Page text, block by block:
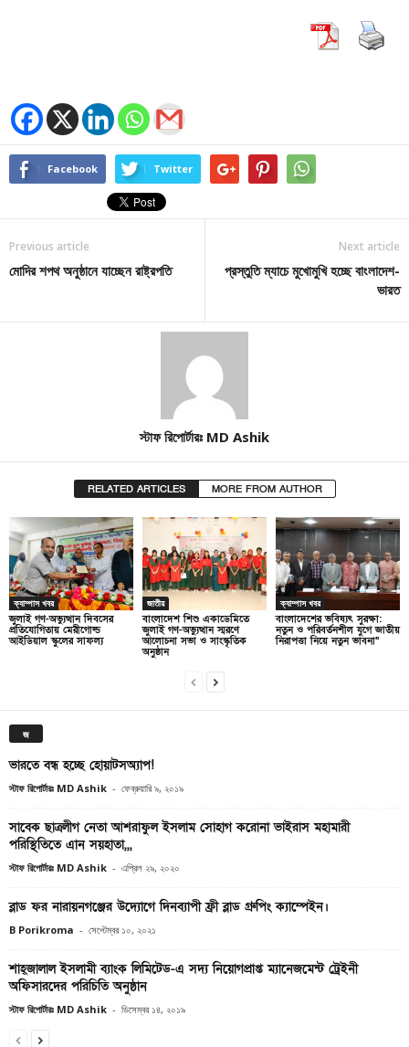
Facebook Twitter
Previous article
মোদির শপথ অনুষ্ঠানে যাচ্ছেন রাষ্ট্রপতি
Next article
প্রস্তুতি ম্যাচে মুখোমুখি হচ্ছে বাংলাদেশ-
ভারত
স্টাফ রিপোর্টারঃ MD Ashik
RELATED ARTICLES MORE FROM AUTHOR
ক্যাম্পাস খবর
জুলাই গণ-অভ্যুত্থান দিবসের
প্রতিযোগিতায় মেরীগোল্ড
আইডিয়াল স্কুলের সাফল্য
জাতীয়
বাংলাদেশ শিশু একাডেমিতে
জুলাই গণ-অভ্যুত্থান স্মরণে
আলোচনা সভা ও সাংস্কৃতিক
অনুষ্ঠান
ক্যাম্পাস খবর
বাংলাদেশের ভবিষ্যৎ সুরক্ষা:
নতুন ও পরিবর্তনশীল যুগে জাতীয়
নিরাপত্তা নিয়ে নতুন ভাবনা”
জ
ভারতে বন্ধ হচ্ছে হোয়াটসঅ্যাপ!
স্টাফ রিপোর্টারঃ MD Ashik - ফেব্রুয়ারি ৯, ২০১৯
সাবেক ছাত্রলীগ নেতা আশরাফুল ইসলাম সোহাগ করোনা ভাইরাস মহামারী
পরিস্থিতিতে এান সয়হাতা,,,
স্টাফ রিপোর্টারঃ MD Ashik - এপ্রিল ২৯, ২০২০
ব্লাড ফর নারায়নগঞ্জের উদ্যোগে দিনব্যাপী ফ্রী ব্লাড গ্রুপিং ক্যাম্পেইন।
B Porikroma - সেপ্টেম্বর ১০, ২০২১
শাহ্জালাল ইসলামী ব্যাংক লিমিটেড-এ সদ্য নিয়োগপ্রাপ্ত ম্যানেজমেন্ট ট্রেইনী
অফিসারদের পরিচিতি অনুষ্ঠান
স্টাফ রিপোর্টারঃ MD Ashik - ডিসেম্বর ১৪, ২০১৯